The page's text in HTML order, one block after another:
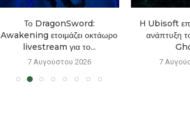
Το DragonSword:
Awakening ετοιμάζει οκτάωρο
livestream για το...
7 Αυγούστου 2026
Η Ubisoft
ανάπτυξη
7